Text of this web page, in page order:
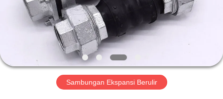
TAMPILAN
TENTANG
Sambungan Ekspansi Berulir